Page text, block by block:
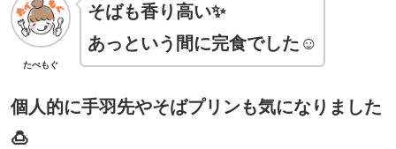
たべもぐ
そばも香り高い✨
あっという間に完食でした☺
個人的に手羽先やそばプリンも気になりました
🍮